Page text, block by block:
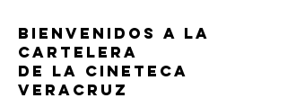
Bienvenidos a la
cartelera
de la Cineteca
Veracruz